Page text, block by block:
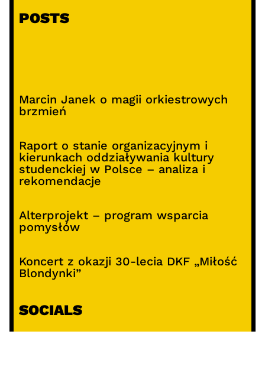
POSTS
Marcin Janek o magii orkiestrowych
brzmień
Raport o stanie organizacyjnym i
kierunkach oddziaływania kultury
studenckiej w Polsce – analiza i
rekomendacje
Alterprojekt – program wsparcia
pomysłów
Koncert z okazji 30-lecia DKF „Miłość
Blondynki”
SOCIALS